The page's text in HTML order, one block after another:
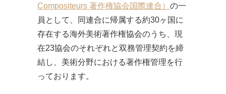
Compositeurs 著作権協会国際連合） の一
員として、同連合に帰属する約30ヶ国に
存在する海外美術著作権協会のうち、現
在23協会のそれぞれと双務管理契約を締
結し、美術分野における著作権管理を行
っております。